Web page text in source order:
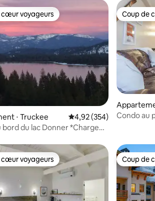
la base de 117 commentaires : 4,81 sur 5
cœur voyageurs
cœur voyageurs
⋅ Truckee Évaluation moyenne sur
4,92 (354)
bord du lac Donner *Chargeur
Coup de
Coup de
y
Condo au
cœur voyageurs
cœur voyageurs Coup de
Coup de